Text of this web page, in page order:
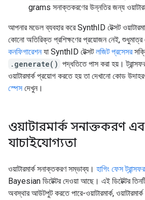
grams সনাক্তকরণের উন্নতির জন্য
আপনার মডেল ব্যবহার করে SynthID টেক্সট
কোনো অতিরিক্ত প্রশিক্ষণের প্রয়োজন নেই, শুধুমাত্র
কনফিগারেশনযা SynthID টেক্সটলজিট প্রসেসর
.generate() পদ্ধতিতে পাস করা হয়।
ওয়াটারমার্ক প্রয়োগ করতে হয় তা দেখানো কোড
স্পেসদেখুন।
ওয়াটারমার্ক সনাক্তকরণ
যাচাইযোগ্যতা
ওয়াটারমার্ক সনাক্তকরণ সম্ভাব্য। হাগিং ফেস
Bayesian ডিটেক্টর দেওয়া আছে। এই ডিটেক্টর
অবস্থার আউটপুট করতে পারে-ওয়াটারমার্ক,